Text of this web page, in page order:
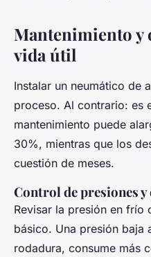
Mantenimiento y
vida útil
Instalar un neumático de
proceso. Al contrario: es
mantenimiento puede
30%, mientras que los
cuestión de meses.
Control de presiones y
Revisar la presión en frío
básico. Una presión baja
rodadura, consume más